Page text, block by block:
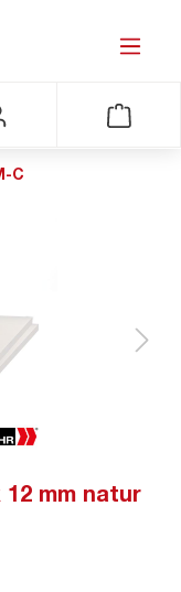
C
12 mm natur